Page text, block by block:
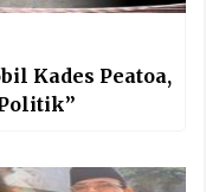
Kades Peatoa,